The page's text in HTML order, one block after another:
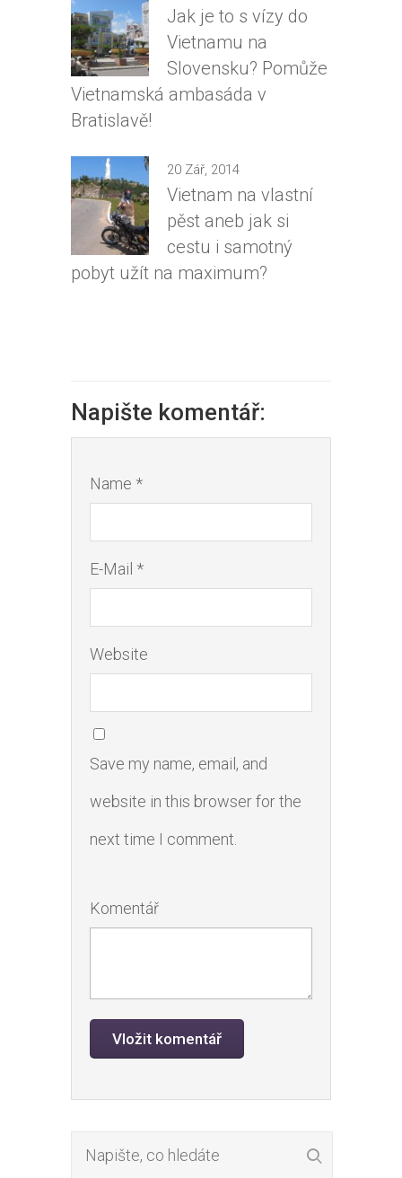
Jak je to s vízy do
Vietnamu na
Slovensku? Pomůže
Vietnamská ambasáda v
Bratislavě!
20 Zář, 2014
Vietnam na vlastní
pěst aneb jak si
cestu i samotný
pobyt užít na maximum?
Napište komentář:
Name *
E-Mail *
Website
Save my name, email, and
website in this browser for the
next time I comment.
Komentář